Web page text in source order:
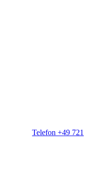
Telefon +49 721